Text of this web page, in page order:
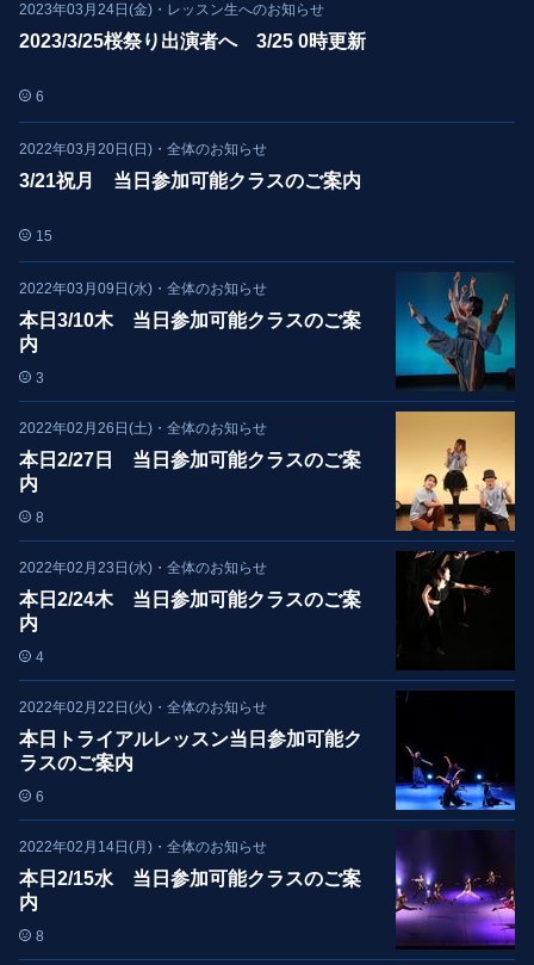
2023年03月24日(金) ・ レッスン生へのお知らせ
2023/3/25桜祭り出演者へ 3/25 0時更新
6
2022年03月20日(日) ・ 全体のお知らせ
3/21祝月 当日参加可能クラスのご案内
15
2022年03月09日(水) ・ 全体のお知らせ
本日3/10木 当日参加可能クラスのご案
内
3
2022年02月26日(土) ・ 全体のお知らせ
本日2/27日 当日参加可能クラスのご案
内
8
2022年02月23日(水) ・ 全体のお知らせ
本日2/24木 当日参加可能クラスのご案
内
4
2022年02月22日(火) ・ 全体のお知らせ
本日トライアルレッスン当日参加可能ク
ラスのご案内
6
2022年02月14日(月) ・ 全体のお知らせ
本日2/15水 当日参加可能クラスのご案
内
8